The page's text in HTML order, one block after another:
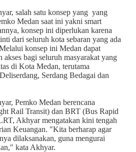
salah satu konsep yang yang
Medan saat ini yakni smart
konsep ini diperlukan karena
dari seluruh kota sebaran yang ada
konsep ini Medan dapat
akses bagi seluruh masyarakat yang
di Kota Medan, terutama
Serdang Bedagai dan
Pemko Medan berencana
Rail Transit) dan BRT (Bus Rapid
Akhyar mengatakan kini tengah
Keuangan. "Kita berharap agar
dilaksanakan, guna mengurai
kata Akhyar.